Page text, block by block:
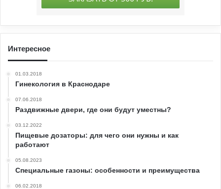
Интересное
01.03.2018
Гинекология в Краснодаре
07.06.2018
Раздвижные двери, где они будут уместны?
03.12.2022
Пищевые дозаторы: для чего они нужны и как
работают
05.08.2023
Специальные газоны: особенности и преимущества
06.02.2018